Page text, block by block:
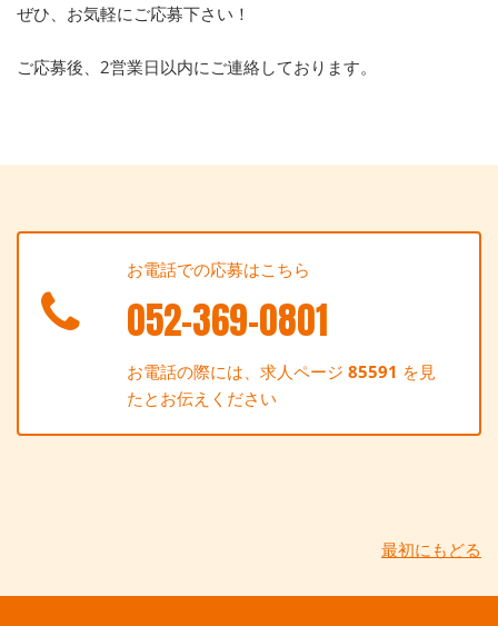
ぜひ、お気軽にご応募下さい！
ご応募後、2営業日以内にご連絡しております。
お電話での応募はこちら
052-369-0801
お電話の際には、求人ページ85591 を見
たとお伝えください
最初にもどる